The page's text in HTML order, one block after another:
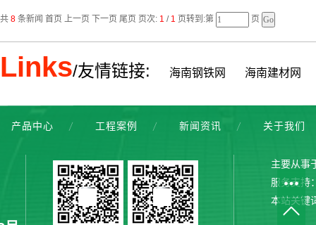
共 8 条新闻 首页 上一页 下一页 尾页 页次: 1 /1 页转到:第 页
Links/友情链接: 海南钢铁网 海南建材网
产品中心 工程案例 新闻资讯 关于我们
主要从事
服务支持
本站关键